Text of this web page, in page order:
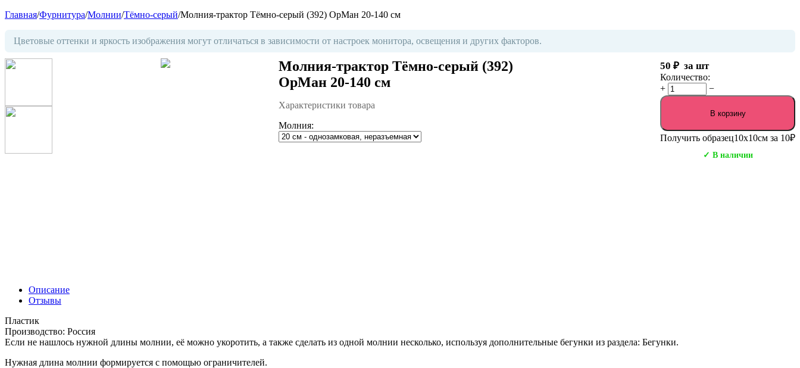
Главная/Фурнитура/Молнии/Тёмно-серый/Молния-трактор Тёмно-серый (392) ОрМан 20-140 см
Цветовые оттенки и яркость изображения могут отличаться в зависимости от настроек монитора, освещения и других факторов.
Молния-трактор Тёмно-серый (392)
ОрМан 20-140 см
Характеристики товара
Молния:
50 ₽ за шт
Количество:
+
−
В корзину
Получить образец10х10см за 10₽
✓ В наличии
Описание
Отзывы
Пластик
Производство: Россия
Если не нашлось нужной длины молнии, её можно укоротить, а также сделать из одной молнии несколько, используя дополнительные бегунки из раздела: Бегунки.
Нужная длина молнии формируется с помощью ограничителей.